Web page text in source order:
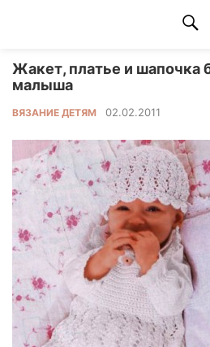
Жакет, платье и шапочка
малыша
ВЯЗАНИЕ ДЕТЯМ 02.02.2011